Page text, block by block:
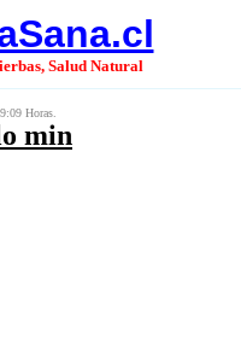
Salud Natural
9:09 Horas.
min